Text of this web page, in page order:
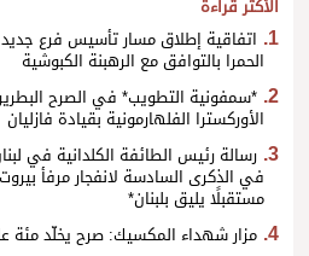
الأكثر قراءة
اتفاقية إطلاق مسار تأسيس فرع
الحمرا بالتوافق مع الرهبنة الكبوشية
*سمفونية التطويب* في الصرح
الأوركسترا الفلهارمونية بقيادة فازليان
رسالة رئيس الطائفة الكلدانية في
في الذكرى السادسة لانفجار مرفأ
مستقبلًا يليق بلبنان*
مزار شهداء المكسيك: صرح يخلّد مئة